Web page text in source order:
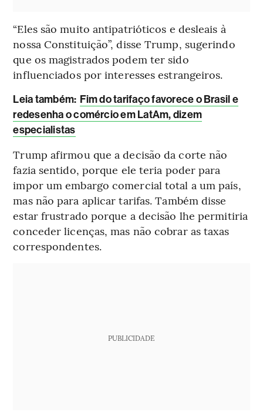
“Eles são muito antipatrióticos e desleais à
nossa Constituição”, disse Trump, sugerindo
que os magistrados podem ter sido
influenciados por interesses estrangeiros.
Leia também: Fim do tarifaço favorece o Brasil e
redesenha o comércio em LatAm, dizem
especialistas
Trump afirmou que a decisão da corte não
fazia sentido, porque ele teria poder para
impor um embargo comercial total a um país,
mas não para aplicar tarifas. Também disse
estar frustrado porque a decisão lhe permitiria
conceder licenças, mas não cobrar as taxas
correspondentes.
PUBLICIDADE